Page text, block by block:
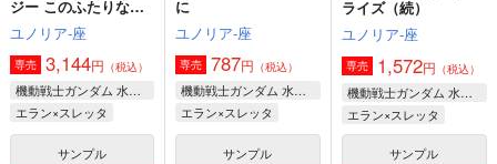
ジー このふたりなら
どこでも
ユノリア-座
専売 3,144円 （税込）
機動戦士ガンダム 水星の魔女
エラン×スレッタ
サンプル
に
ユノリア-座
専売 787円 （税込）
機動戦士ガンダム 水星の魔女
エラン×スレッタ
サンプル
ライズ（続）
ユノリア-座
専売 1,572円 （税込）
機動戦士ガンダム 水星の魔女
エラン×スレッタ
サンプル